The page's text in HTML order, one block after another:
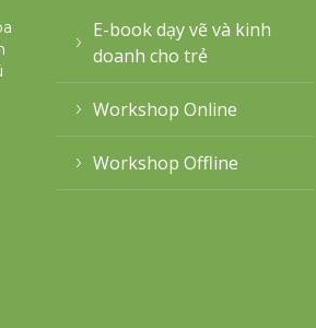
E-book dạy vẽ và kinh
doanh cho trẻ
Workshop Online
Workshop Offline